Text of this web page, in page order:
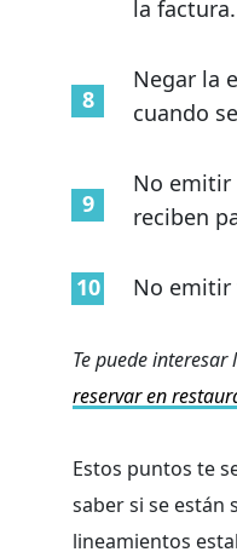
la factura.
Negar la
cuando
No emitir
reciben
No emitir
Te puede interesar
reservar en
Estos puntos te
saber si se están
lineamientos